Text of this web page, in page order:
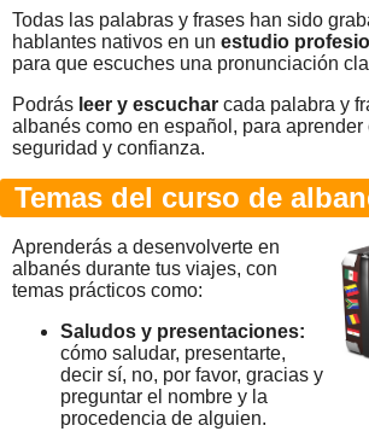
Todas las palabras y frases han sido
hablantes nativos en un estudio
para que escuches una pronunciación
Podrás leer y escuchar cada palabra y
albanés como en español, para aprender
seguridad y confianza.
Temas del curso de
Aprenderás a desenvolverte en
albanés durante tus viajes, con
temas prácticos como:
Saludos y presentaciones:
cómo saludar, presentarte,
decir sí, no, por favor, gracias y
preguntar el nombre y la
procedencia de alguien.